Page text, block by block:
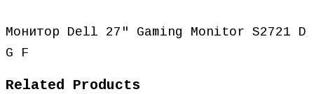
Монитор Dell 27″ Gaming Monitor S2721 D
G F
Related Products